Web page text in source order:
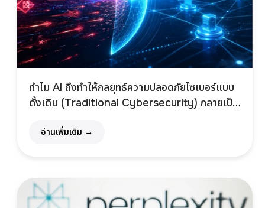
ทำไม AI ถึงทำให้กลยุทธ์ความปลอดภัยไซเบอร์แบบ
ดั้งเดิม (Traditional Cybersecurity) กลายเป็น
อ่านเพิ่มเติม →